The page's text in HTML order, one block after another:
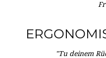
"Tu deinem